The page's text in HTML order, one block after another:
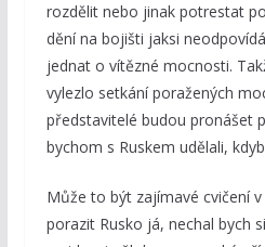
rozdělit nebo jinak potrestat
dění na bojišti jaksi
jednat o vítězné mocnosti.
vylezlo setkání poražených
představitelé budou pronášet
bychom s Ruskem udělali,
Může to být zajímavé cvičení
porazit Rusko já, nechal bych